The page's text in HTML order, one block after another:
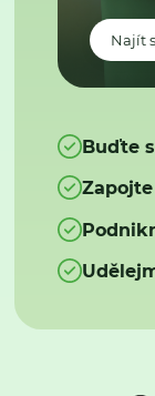
Najít
Buďte